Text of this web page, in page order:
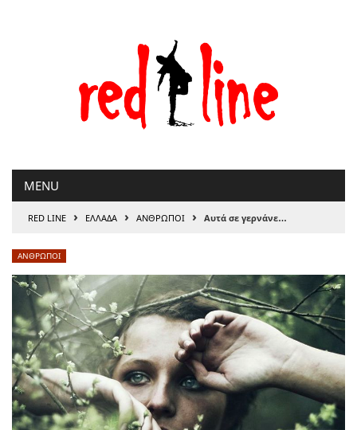
MENU
RED LINE › ΕΛΛΑΔΑ › ΑΝΘΡΩΠΟΙ › Αυτά σε γερνάνε…
ΑΝΘΡΩΠΟΙ